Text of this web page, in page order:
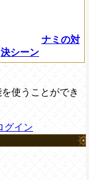
ナミの対
決シーン
使うことができ
グイン